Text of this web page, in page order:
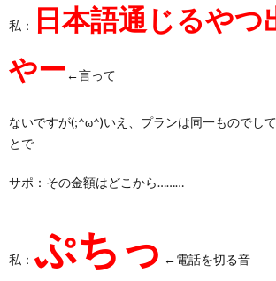
私：
日本語通じるやつ
やー ←言って
ないですが(;^ω^)いえ、プランは同一ものでし
とで
サポ：その金額はどこから………
私： ぷちっ ←電話を切る音